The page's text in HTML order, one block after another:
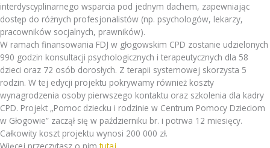
interdyscyplinarnego wsparcia pod jednym dachem, zapewniając
dostęp do różnych profesjonalistów (np. psychologów, lekarzy,
pracowników socjalnych, prawników).
W ramach finansowania FDJ w głogowskim CPD zostanie udzielonych
990 godzin konsultacji psychologicznych i terapeutycznych dla 58
dzieci oraz 72 osób dorosłych. Z terapii systemowej skorzysta 5
rodzin. W tej edycji projektu pokrywamy również koszty
wynagrodzenia osoby pierwszego kontaktu oraz szkolenia dla kadry
CPD. Projekt „Pomoc dziecku i rodzinie w Centrum Pomocy Dzieciom
w Głogowie” zaczął się w październiku br. i potrwa 12 miesięcy.
Całkowity koszt projektu wynosi 200 000 zł.